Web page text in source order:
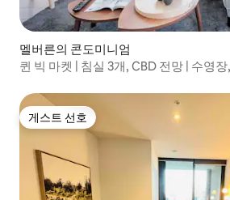
멜버른의 콘도미니엄
퀸 빅 마켓 | 침실 3개, CBD 전망 | 수영
게스트 선호
게스트 선호